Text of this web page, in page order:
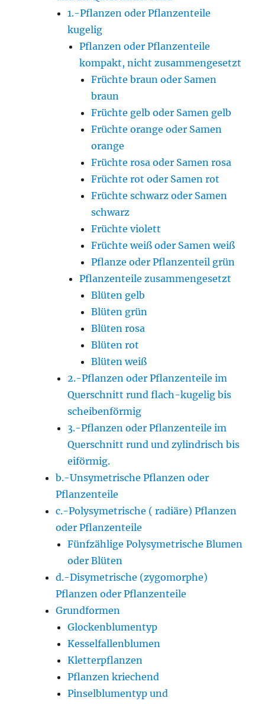
1.-Pflanzen oder Pflanzenteile
kugelig
Pflanzen oder Pflanzenteile
kompakt, nicht zusammengesetzt
Früchte braun oder Samen
braun
Früchte gelb oder Samen gelb
Früchte orange oder Samen
orange
Früchte rosa oder Samen rosa
Früchte rot oder Samen rot
Früchte schwarz oder Samen
schwarz
Früchte violett
Früchte weiß oder Samen weiß
Pflanze oder Pflanzenteil grün
Pflanzenteile zusammengesetzt
Blüten gelb
Blüten grün
Blüten rosa
Blüten rot
Blüten weiß
2.-Pflanzen oder Pflanzenteile im
Querschnitt rund flach-kugelig bis
scheibenförmig
3.-Pflanzen oder Pflanzenteile im
Querschnitt rund und zylindrisch bis
eiförmig.
b.-Unsymetrische Pflanzen oder
Pflanzenteile
c.-Polysymetrische ( radiäre) Pflanzen
oder Pflanzenteile
Fünfzählige Polysymetrische Blumen
oder Blüten
d.-Disymetrische (zygomorphe)
Pflanzen oder Pflanzenteile
Grundformen
Glockenblumentyp
Kesselfallenblumen
Kletterpflanzen
Pflanzen kriechend
Pinselblumentyp und